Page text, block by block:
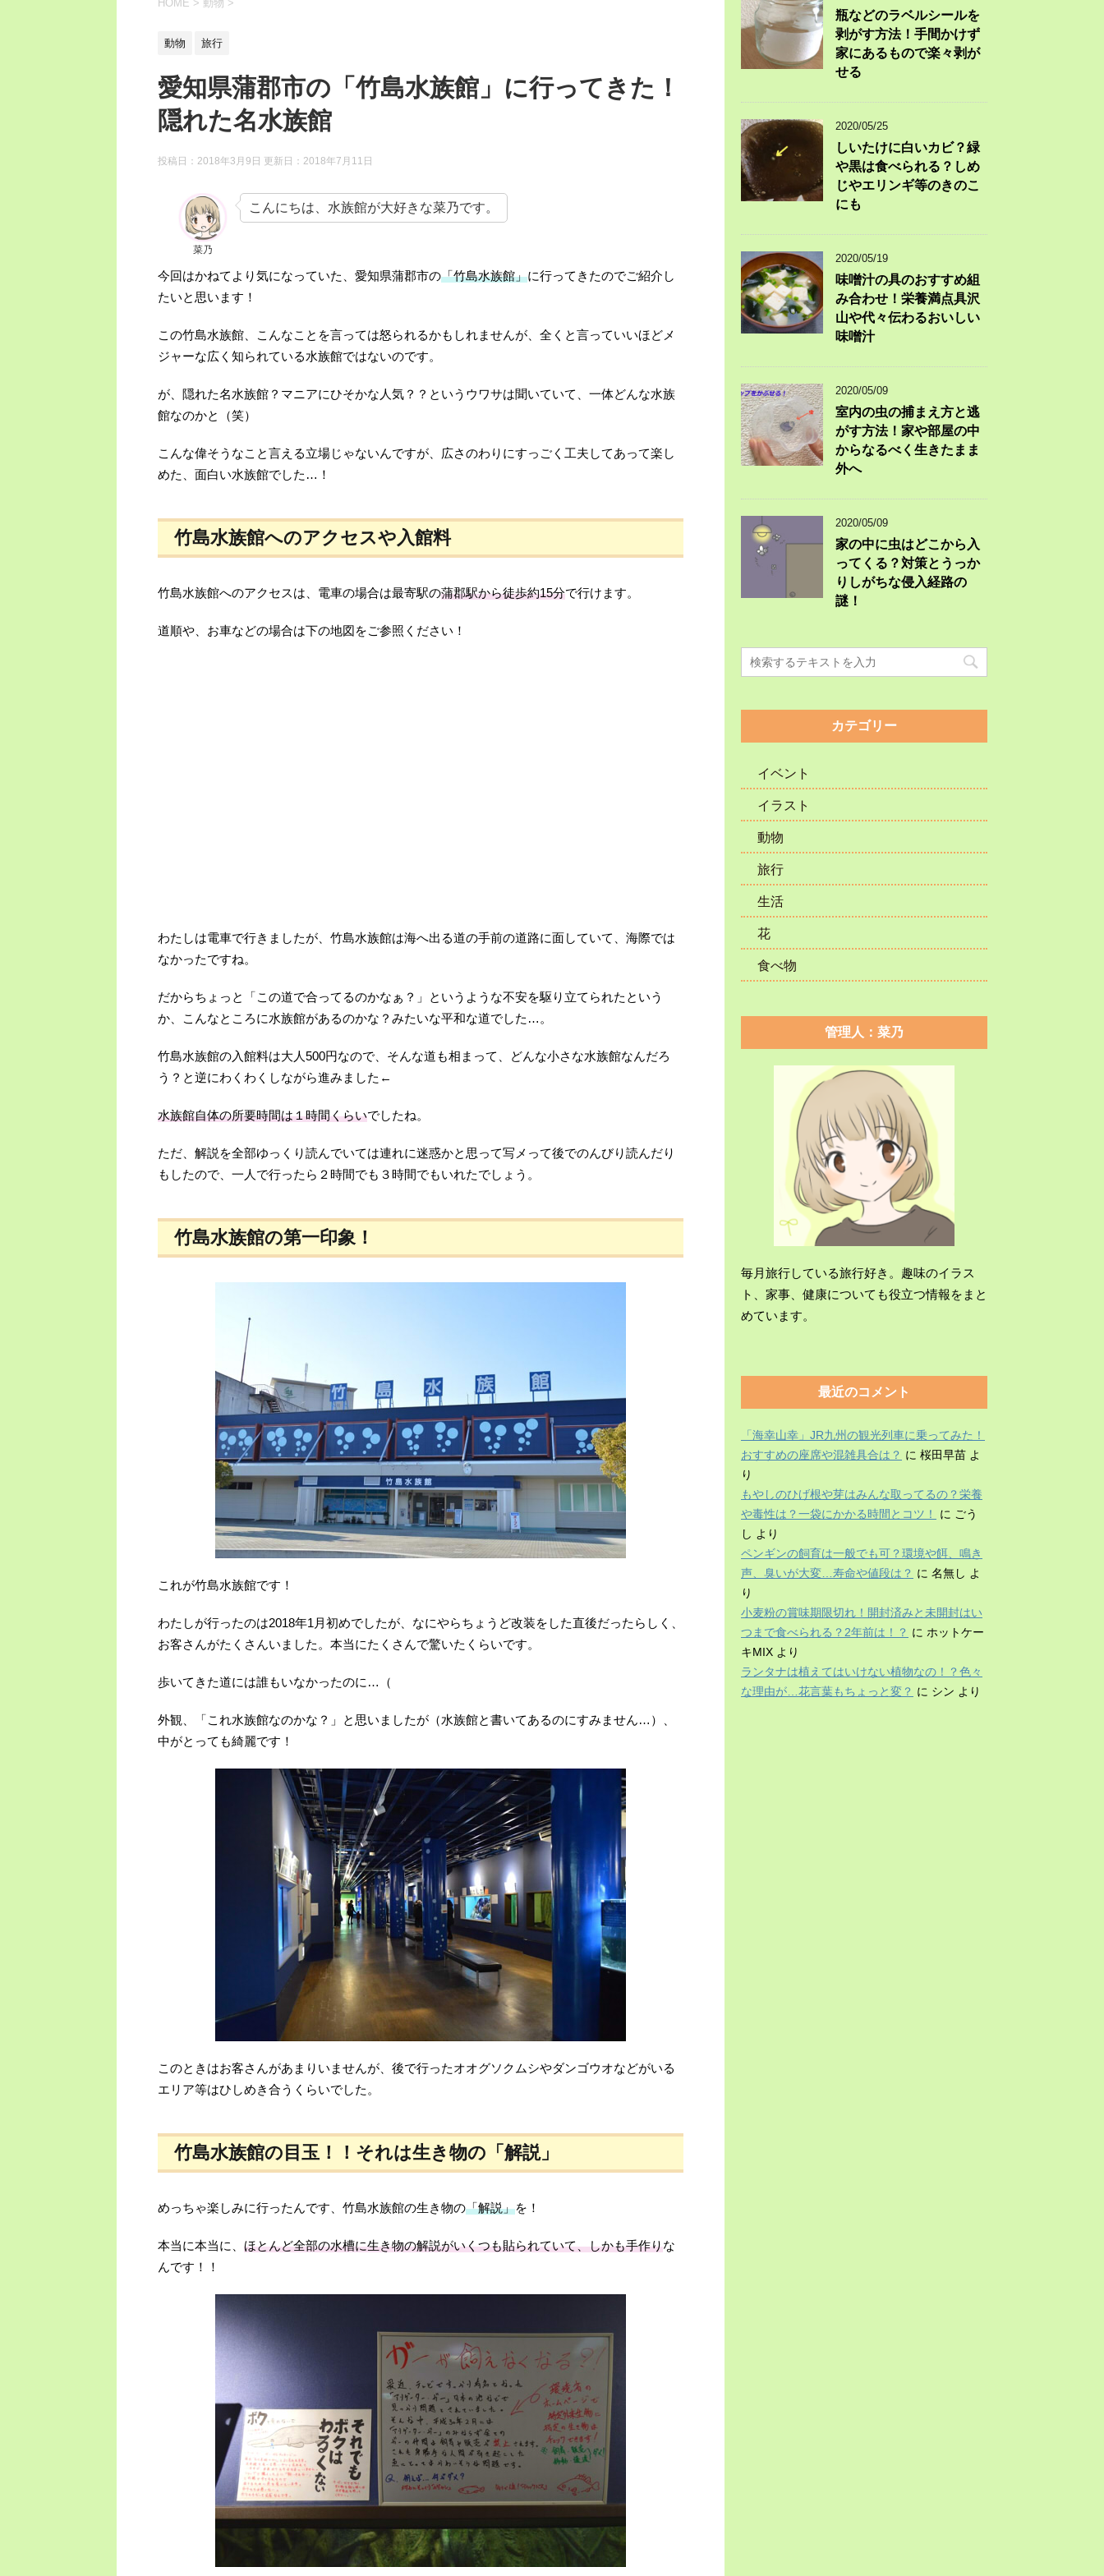
HOME > 動物 >
動物 旅行
愛知県蒲郡市の「竹島水族館」に行ってきた！
隠れた名水族館
投稿日：2018年3月9日 更新日： 2018年7月11日
菜乃
こんにちは、水族館が大好きな菜乃です。
今回はかねてより気になっていた、愛知県蒲郡市の「竹島水族館」に行ってきたのでご紹介し
たいと思います！
この竹島水族館、こんなことを言っては怒られるかもしれませんが、全くと言っていいほどメ
ジャーな広く知られている水族館ではないのです。
が、隠れた名水族館？マニアにひそかな人気？？というウワサは聞いていて、一体どんな水族
館なのかと（笑）
こんな偉そうなこと言える立場じゃないんですが、広さのわりにすっごく工夫してあって楽し
めた、面白い水族館でした…！
竹島水族館へのアクセスや入館料
竹島水族館へのアクセスは、電車の場合は最寄駅の蒲郡駅から徒歩約15分で行けます。
道順や、お車などの場合は下の地図をご参照ください！
わたしは電車で行きましたが、竹島水族館は海へ出る道の手前の道路に面していて、海際では
なかったですね。
だからちょっと「この道で合ってるのかなぁ？」というような不安を駆り立てられたという
か、こんなところに水族館があるのかな？みたいな平和な道でした…。
竹島水族館の入館料は大人500円なので、そんな道も相まって、どんな小さな水族館なんだろ
う？と逆にわくわくしながら進みました←
水族館自体の所要時間は１時間くらいでしたね。
ただ、解説を全部ゆっくり読んでいては連れに迷惑かと思って写メって後でのんびり読んだり
もしたので、一人で行ったら２時間でも３時間でもいれたでしょう。
竹島水族館の第一印象！
これが竹島水族館です！
わたしが行ったのは2018年1月初めでしたが、なにやらちょうど改装をした直後だったらしく、
お客さんがたくさんいました。本当にたくさんで驚いたくらいです。
歩いてきた道には誰もいなかったのに…（
外観、「これ水族館なのかな？」と思いましたが（水族館と書いてあるのにすみません…）、
中がとっても綺麗です！
このときはお客さんがあまりいませんが、後で行ったオオグソクムシやダンゴウオなどがいる
エリア等はひしめき合うくらいでした。
竹島水族館の目玉！！それは生き物の「解説」
めっちゃ楽しみに行ったんです、竹島水族館の生き物の「解説」を！
本当に本当に、 ほとんど全部の水槽に生き物の解説がいくつも貼られていて、しかも手作りな
んです！！
瓶などのラベルシールを
剥がす方法！手間かけず
家にあるもので楽々剥が
せる
2020/05/25
しいたけに白いカビ？緑
や黒は食べられる？しめ
じやエリンギ等のきのこ
にも
2020/05/19
味噌汁の具のおすすめ組
み合わせ！栄養満点具沢
山や代々伝わるおいしい
味噌汁
2020/05/09
室内の虫の捕まえ方と逃
がす方法！家や部屋の中
からなるべく生きたまま
外へ
2020/05/09
家の中に虫はどこから入
ってくる？対策とうっか
りしがちな侵入経路の
謎！
カテゴリー
イベント
イラスト
動物
旅行
生活
花
食べ物
管理人：菜乃
毎月旅行している旅行好き。趣味のイラス
ト、家事、健康についても役立つ情報をまと
めています。
最近のコメント
「海幸山幸」JR九州の観光列車に乗ってみた！
おすすめの座席や混雑具合は？ に 桜田早苗 よ
り
もやしのひげ根や芽はみんな取ってるの？栄養
や毒性は？一袋にかかる時間とコツ！
に ごう
し より
ペンギンの飼育は一般でも可？環境や餌、鳴き
声、臭いが大変…寿命や値段は？ に 名無し よ
り
小麦粉の賞味期限切れ！開封済みと未開封はい
つまで食べられる？2年前は！？ に ホットケー
キMIX より
ランタナは植えてはいけない植物なの！？色々
な理由が…花言葉もちょっと変？ に シン より